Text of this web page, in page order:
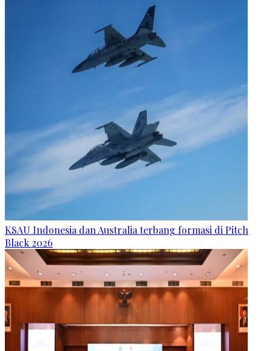
KSAU Indonesia dan Australia terbang formasi di Pitch
Black 2026